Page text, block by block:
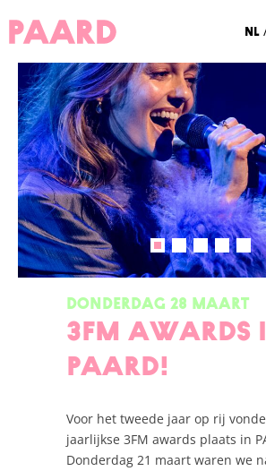
nl
DONDERDAG 28 MAART
3FM awards
PAARD!
Voor het tweede jaar op rij
jaarlijkse 3FM awards plaats in
Donderdag 21 maart waren we